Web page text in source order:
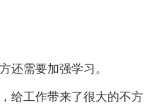
还需要加强学习。
给工作带来了很大的不方